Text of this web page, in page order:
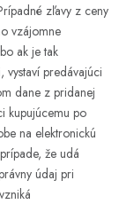
zľavy z ceny
vzájomne
ak je tak
vystaví predávajúci
dane z pridanej
kupujúcemu po
na elektronickú
že udá
údaj pri